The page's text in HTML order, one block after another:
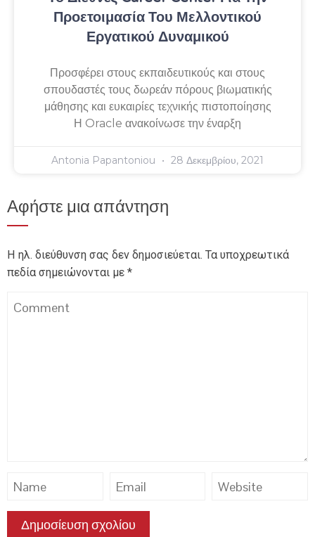
Προετοιμασία Του Μελλοντικού
Εργατικού Δυναμικού
Προσφέρει στους εκπαιδευτικούς και στους
σπουδαστές τους δωρεάν πόρους βιωματικής
μάθησης και ευκαιρίες τεχνικής πιστοποίησης
Η Oracle ανακοίνωσε την έναρξη
Antonia Papantoniou 28 Δεκεμβρίου, 2021
Αφήστε μια απάντηση
Η ηλ. διεύθυνση σας δεν δημοσιεύεται. Τα υποχρεωτικά
πεδία σημειώνονται με *